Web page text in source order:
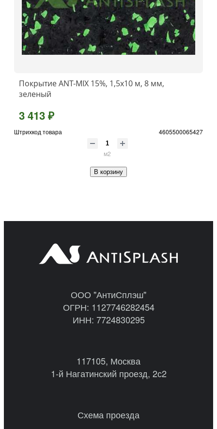
Покрытие ANT-MIX 15%, 1,5x10 м, 8 мм,
зеленый
3 413 ₽
Штрихкод товара 4605500065427
м2
В корзину
ООО "АнтиСплэш"
ОГРН: 1127746282454
ИНН: 7724830295
117105, Москва
1-й Нагатинский проезд, 2с2
Схема проезда